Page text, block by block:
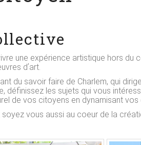
une expérience artistique hors du
dʼart.
du savoir faire de Charlem, qui
définissez les sujets qui vous
de vos citoyens en dynamisant
soyez vous aussi au coeur de la